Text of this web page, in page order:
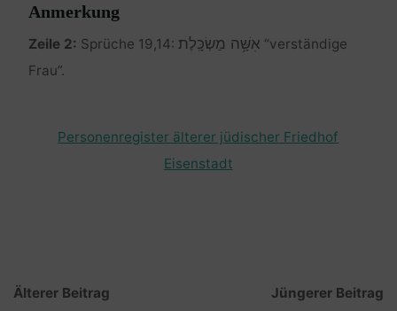
Anmerkung
Zeile 2: Sprüche 19,14: אִשָּׁ֥ה מַשְׂכָּֽלֶת׃ “verständige
Frau”.
Personenregister älterer jüdischer Friedhof
Eisenstadt
Älterer Beitrag Jüngerer Beitrag